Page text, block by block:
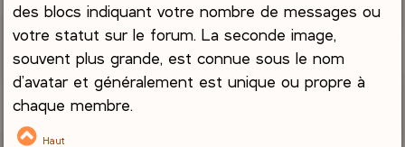
des blocs indiquant votre nombre de messages ou
votre statut sur le forum. La seconde image,
souvent plus grande, est connue sous le nom
d’avatar et généralement est unique ou propre à
chaque membre.
Haut